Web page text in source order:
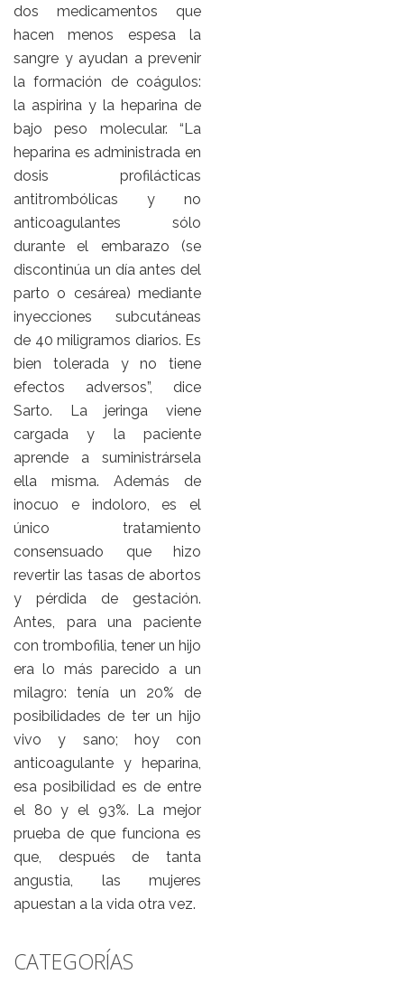
dos medicamentos que
hacen menos espesa la
sangre y ayudan a prevenir
la formación de coágulos:
la aspirina y la heparina de
bajo peso molecular. “La
heparina es administrada en
dosis profilácticas
antitrombólicas y no
anticoagulantes sólo
durante el embarazo (se
discontinúa un día antes del
parto o cesárea) mediante
inyecciones subcutáneas
de 40 miligramos diarios. Es
bien tolerada y no tiene
efectos adversos”, dice
Sarto. La jeringa viene
cargada y la paciente
aprende a suministrársela
ella misma. Además de
inocuo e indoloro, es el
único tratamiento
consensuado que hizo
revertir las tasas de abortos
y pérdida de gestación.
Antes, para una paciente
con trombofilia, tener un hijo
era lo más parecido a un
milagro: tenía un 20% de
posibilidades de ter un hijo
vivo y sano; hoy con
anticoagulante y heparina,
esa posibilidad es de entre
el 80 y el 93%. La mejor
prueba de que funciona es
que, después de tanta
angustia, las mujeres
apuestan a la vida otra vez.
CATEGORÍAS